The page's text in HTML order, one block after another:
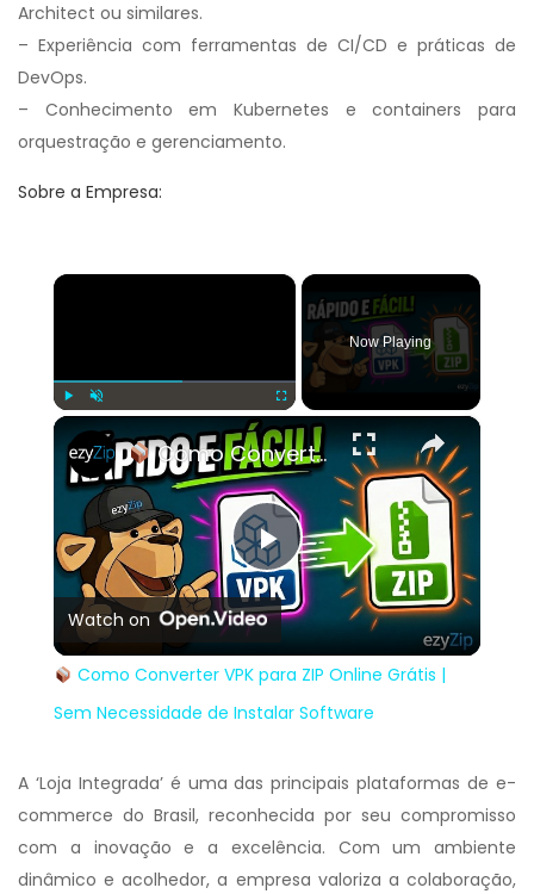
Architect ou similares.
– Experiência com ferramentas de CI/CD e práticas de
DevOps.
– Conhecimento em Kubernetes e containers para
orquestração e gerenciamento.
Sobre a Empresa:
×
Play Unmute
Now Playing
×
Play
Video
Como Converter VPK para ZIP Online Grátis | Sem Necessidade de Instalar Software
Watch on
Como Converter VPK para ZIP Online Grátis |
Sem Necessidade de Instalar Software
A ‘Loja Integrada’ é uma das principais plataformas de e-
commerce do Brasil, reconhecida por seu compromisso
com a inovação e a excelência. Com um ambiente
dinâmico e acolhedor, a empresa valoriza a colaboração,